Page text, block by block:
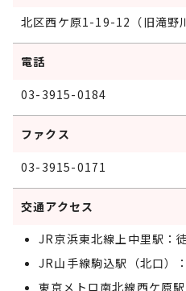
北区西ケ原1-19-12（旧滝野
電話
03-3915-0184
ファクス
03-3915-0171
交通アクセス
JR京浜東北線上中里駅：
JR山手線駒込駅（北口）
東京メトロ南北線西ケ原